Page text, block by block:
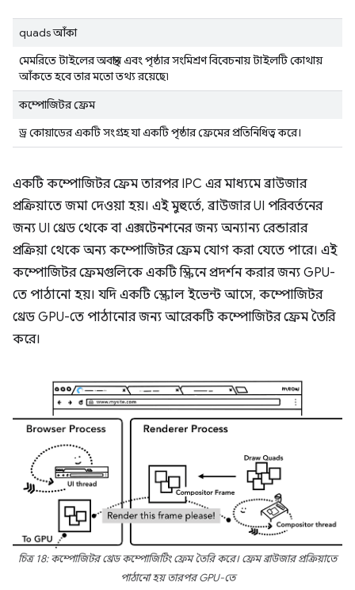
quads আঁকা
মেমরিতে টাইলের অবস্থান এবং পৃষ্ঠার সংমিশ্রণ বিবেচনায় টাইলটি কোথায়
আঁকতে হবে তার মতো তথ্য রয়েছে৷
কম্পোজিটর ফ্রেম
ড্র কোয়াডের একটি সংগ্রহ যা একটি পৃষ্ঠার ফ্রেমের প্রতিনিধিত্ব করে।
একটি কম্পোজিটর ফ্রেম তারপর IPC এর মাধ্যমে ব্রাউজার
প্রক্রিয়াতে জমা দেওয়া হয়। এই মুহুর্তে, ব্রাউজার UI পরিবর্তনের
জন্য UI থ্রেড থেকে বা এক্সটেনশনের জন্য অন্যান্য রেন্ডারার
প্রক্রিয়া থেকে অন্য কম্পোজিটর ফ্রেম যোগ করা যেতে পারে। এই
কম্পোজিটর ফ্রেমগুলিকে একটি স্ক্রিনে প্রদর্শন করার জন্য GPU-
তে পাঠানো হয়। যদি একটি স্ক্রোল ইভেন্ট আসে, কম্পোজিটর
থ্রেড GPU-তে পাঠানোর জন্য আরেকটি কম্পোজিটর ফ্রেম তৈরি
করে।
চিত্র 18: কম্পোজিটর থ্রেড কম্পোজিটিং ফ্রেম তৈরি করে। ফ্রেম ব্রাউজার প্রক্রিয়াতে
পাঠানো হয় তারপর GPU-তে